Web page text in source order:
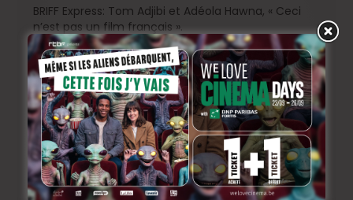
BRIFF Express: Tom Adjibi et Adéola Hawna, « Ceci
n’est pas un film français ».
15 heures ago